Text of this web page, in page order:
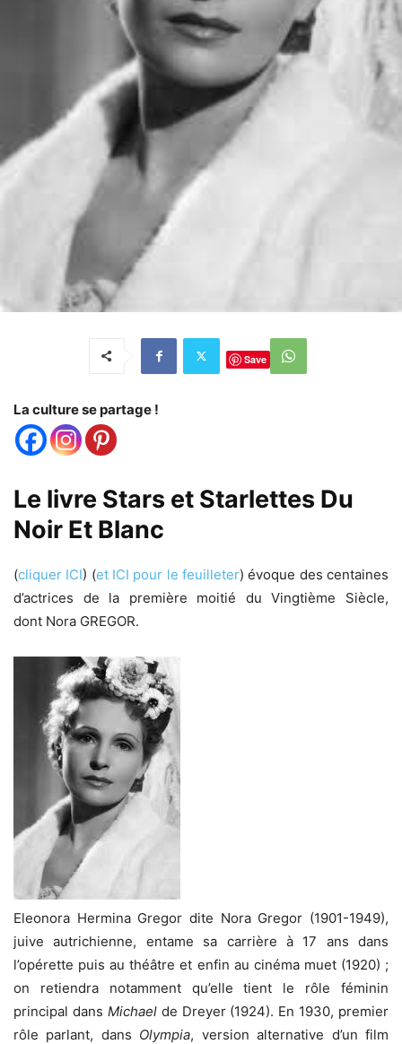
Save
La culture se partage !
Le livre Stars et Starlettes Du
Noir Et Blanc
(cliquer ICI) (et ICI pour le feuilleter) évoque des centaines
d’actrices de la première moitié du Vingtième Siècle,
dont Nora GREGOR.
Eleonora Hermina Gregor dite Nora Gregor (1901-1949),
juive autrichienne, entame sa carrière à 17 ans dans
l’opérette puis au théâtre et enfin au cinéma muet (1920) ;
on retiendra notamment qu’elle tient le rôle féminin
principal dans Michaelde Dreyer (1924). En 1930, premier
rôle parlant, dans Olympia, version alternative d’un film